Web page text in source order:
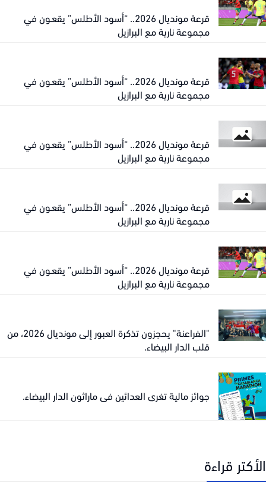
قرعة مونديال 2026.. “أسود الأطلس” يقعـون في
مجموعة نارية مع البرازيل
قرعة مونديال 2026.. “أسود الأطلس” يقعـون في
مجموعة نارية مع البرازيل
قرعة مونديال 2026.. “أسود الأطلس” يقعـون في
مجموعة نارية مع البرازيل
قرعة مونديال 2026.. “أسود الأطلس” يقعـون في
مجموعة نارية مع البرازيل
قرعة مونديال 2026.. “أسود الأطلس” يقعـون في
مجموعة نارية مع البرازيل
"الفراعنة" يحجزون تذكرة العبور إلى مونديال 2026، من
قلب الدار البيضاء.
جوائز مالية تغري العدائين في ماراثون الدار البيضاء.
قراءة